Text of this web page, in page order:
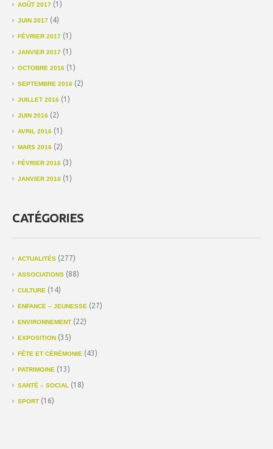
AOÛT 2017 (1)
JUIN 2017 (4)
FÉVRIER 2017 (1)
JANVIER 2017 (1)
OCTOBRE 2016 (1)
SEPTEMBRE 2016 (2)
JUILLET 2016 (1)
JUIN 2016 (2)
AVRIL 2016 (1)
MARS 2016 (2)
FÉVRIER 2016 (3)
JANVIER 2016 (1)
CATÉGORIES
ACTUALITÉS (277)
ASSOCIATIONS (88)
CULTURE (14)
ENFANCE – JEUNESSE (27)
ENVIRONNEMENT (22)
EXPOSITION (35)
FÊTE ET CÉRÉMONIE (43)
PATRIMOINE (13)
SANTÉ – SOCIAL (18)
SPORT (16)